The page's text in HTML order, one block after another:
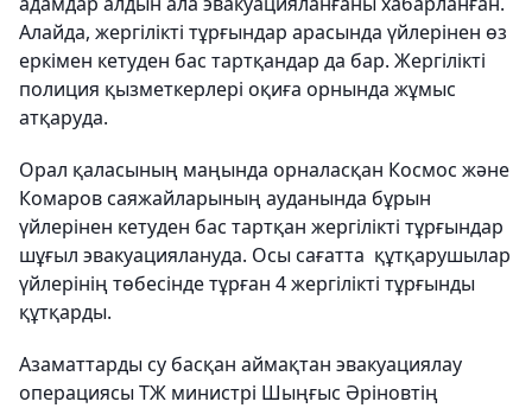
Алайда, жергілікті тұрғындар арасында үйлерінен өз
еркімен кетуден бас тартқандар да бар. Жергілікті
полиция қызметкерлері оқиға орнында жұмыс
атқаруда.
Орал қаласының маңында орналасқан Космос және
Комаров саяжайларының ауданында бұрын
үйлерінен кетуден бас тартқан жергілікті тұрғындар
шұғыл эвакуациялануда. Осы сағатта құтқарушылар
үйлерінің төбесінде тұрған 4 жергілікті тұрғынды
құтқарды.
Азаматтарды су басқан аймақтан эвакуациялау
операциясы ТЖ министрі Шыңғыс Әріновтің